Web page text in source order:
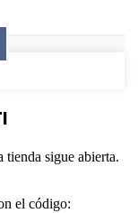
tienda sigue abierta.
el código: